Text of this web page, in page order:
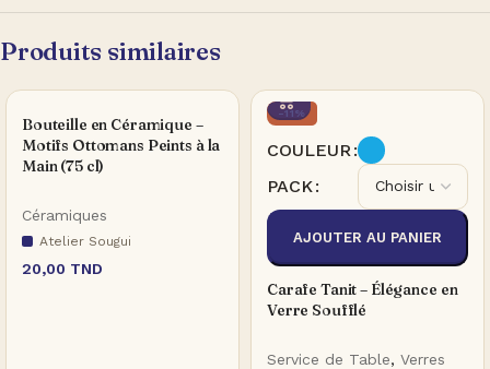
Produits similaires
Bouteille en Céramique –
Motifs Ottomans Peints à la
Main (75 cl)
Céramiques
Atelier Sougui
20,00 TND
-11%
COULEUR
PACK
AJOUTER AU PANIER
Carafe Tanit – Élégance en
Verre Soufflé
Service de Table, Verres